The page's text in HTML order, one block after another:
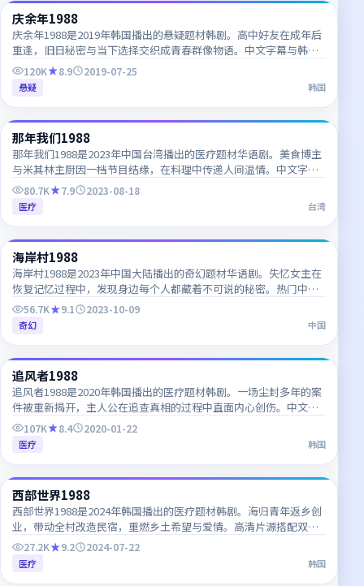
KR
庆余年1988
庆余年1988是2019年韩国播出的悬疑题材韩剧。高中好友在成年后
重逢，旧日秘密与当下选择交织成青春群像物语。中文字幕与韩语
原声同步更新，适合韩语学习者对照观看。
120K 8.9 2019-07-25
悬疑 韩国
TW
那年我们1988
那年我们1988是2023年中国台湾播出的医疗题材华语剧。美食博主
与米其林主厨因一档节目结缘，在料理中传递人间温情。中文字幕
与韩语原声同步更新，适合韩语学习者对照观看。
80.7K 7.9 2023-08-18
医疗 台湾
CN
海岸村1988
海岸村1988是2023年中国大陆播出的奇幻题材华语剧。失忆女主在
恢复记忆过程中，发现身边每个人都藏着不可说的秘密。热门中韩
字幕电视剧，每日更新，支持多终端高清播放。
56.7K 9.1 2023-10-09
奇幻 中国
KR
追风者1988
追风者1988是2020年韩国播出的医疗题材韩剧。一场尘封多年的案
件被重新揭开，主人公在追查真相的过程中直面内心创伤。中文字
幕与韩语原声同步更新，适合韩语学习者对照观看。
107K 8.4 2020-01-22
医疗 韩国
KR
西部世界1988
西部世界1988是2024年韩国播出的医疗题材韩剧。海归青年返乡创
业，带动全村改造民宿，重燃乡土希望与爱情。高清片源搭配双语
字幕，追剧体验清晰流畅。
27.2K 9.2 2024-07-22
医疗 韩国